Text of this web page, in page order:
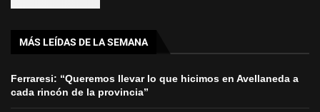
MÁS LEÍDAS DE LA SEMANA
Ferraresi: “Queremos llevar lo que hicimos en Avellaneda a
cada rincón de la provincia”